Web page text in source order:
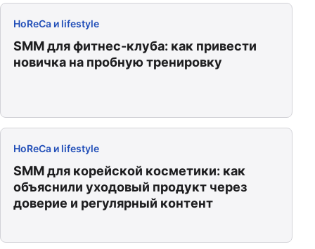
HoReCa и lifestyle
SMM для фитнес-клуба: как привести
новичка на пробную тренировку
HoReCa и lifestyle
SMM для корейской косметики: как
объяснили уходовый продукт через
доверие и регулярный контент